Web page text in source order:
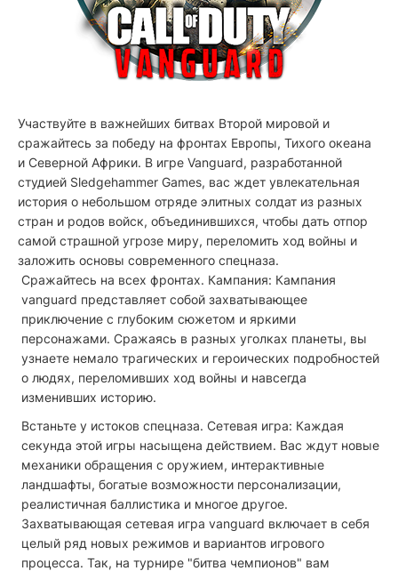
Участвуйте в важнейших битвах Второй мировой и
сражайтесь за победу на фронтах Европы, Тихого океана
и Северной Африки. В игре Vanguard, разработанной
студией Sledgehammer Games, вас ждет увлекательная
история о небольшом отряде элитных солдат из разных
стран и родов войск, объединившихся, чтобы дать отпор
самой страшной угрозе миру, переломить ход войны и
заложить основы современного спецназа.
Сражайтесь на всех фронтах. Кампания: Кампания
vanguard представляет собой захватывающее
приключение с глубоким сюжетом и яркими
персонажами. Сражаясь в разных уголках планеты, вы
узнаете немало трагических и героических подробностей
о людях, переломивших ход войны и навсегда
изменивших историю.
Встаньте у истоков спецназа. Сетевая игра: Каждая
секунда этой игры насыщена действием. Вас ждут новые
механики обращения с оружием, интерактивные
ландшафты, богатые возможности персонализации,
реалистичная баллистика и многое другое.
Захватывающая сетевая игра vanguard включает в себя
целый ряд новых режимов и вариантов игрового
процесса. Так, на турнире "битва чемпионов" вам